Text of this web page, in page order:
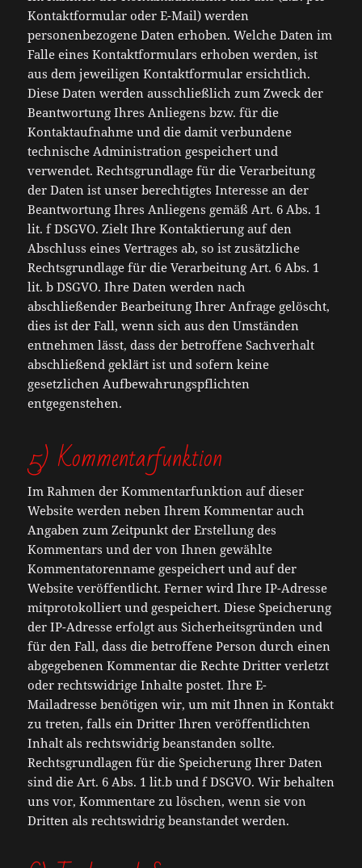
Kontaktformular oder E-Mail) werden
personenbezogene Daten erhoben. Welche Daten im
Falle eines Kontaktformulars erhoben werden, ist
aus dem jeweiligen Kontaktformular ersichtlich.
Diese Daten werden ausschließlich zum Zweck der
Beantwortung Ihres Anliegens bzw. für die
Kontaktaufnahme und die damit verbundene
technische Administration gespeichert und
verwendet. Rechtsgrundlage für die Verarbeitung
der Daten ist unser berechtigtes Interesse an der
Beantwortung Ihres Anliegens gemäß Art. 6 Abs. 1
lit. f DSGVO. Zielt Ihre Kontaktierung auf den
Abschluss eines Vertrages ab, so ist zusätzliche
Rechtsgrundlage für die Verarbeitung Art. 6 Abs. 1
lit. b DSGVO. Ihre Daten werden nach
abschließender Bearbeitung Ihrer Anfrage gelöscht,
dies ist der Fall, wenn sich aus den Umständen
entnehmen lässt, dass der betroffene Sachverhalt
abschließend geklärt ist und sofern keine
gesetzlichen Aufbewahrungspflichten
entgegenstehen.
5) Kommentarfunktion
Im Rahmen der Kommentarfunktion auf dieser
Website werden neben Ihrem Kommentar auch
Angaben zum Zeitpunkt der Erstellung des
Kommentars und der von Ihnen gewählte
Kommentatorenname gespeichert und auf der
Website veröffentlicht. Ferner wird Ihre IP-Adresse
mitprotokolliert und gespeichert. Diese Speicherung
der IP-Adresse erfolgt aus Sicherheitsgründen und
für den Fall, dass die betroffene Person durch einen
abgegebenen Kommentar die Rechte Dritter verletzt
oder rechtswidrige Inhalte postet. Ihre E-
Mailadresse benötigen wir, um mit Ihnen in Kontakt
zu treten, falls ein Dritter Ihren veröffentlichten
Inhalt als rechtswidrig beanstanden sollte.
Rechtsgrundlagen für die Speicherung Ihrer Daten
sind die Art. 6 Abs. 1 lit.b und f DSGVO. Wir behalten
uns vor, Kommentare zu löschen, wenn sie von
Dritten als rechtswidrig beanstandet werden.